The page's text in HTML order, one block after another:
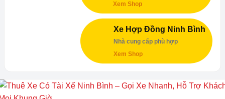
Xem Shop
Xe Hợp Đồng Ninh Bình
Nhà cung cấp phù hợp
Xem Shop